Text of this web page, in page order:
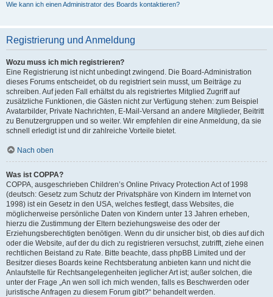
Wie kann ich einen Administrator des Boards kontaktieren?
Registrierung und Anmeldung
Wozu muss ich mich registrieren?
Eine Registrierung ist nicht unbedingt zwingend. Die Board-Administration
dieses Forums entscheidet, ob du registriert sein musst, um Beiträge zu
schreiben. Auf jeden Fall erhältst du als registriertes Mitglied Zugriff auf
zusätzliche Funktionen, die Gästen nicht zur Verfügung stehen: zum Beispiel
Avatarbilder, Private Nachrichten, E-Mail-Versand an andere Mitglieder, Beitritt
zu Benutzergruppen und so weiter. Wir empfehlen dir eine Anmeldung, da sie
schnell erledigt ist und dir zahlreiche Vorteile bietet.
Nach oben
Was ist COPPA?
COPPA, ausgeschrieben Children’s Online Privacy Protection Act of 1998
(deutsch: Gesetz zum Schutz der Privatsphäre von Kindern im Internet von
1998) ist ein Gesetz in den USA, welches festlegt, dass Websites, die
möglicherweise persönliche Daten von Kindern unter 13 Jahren erheben,
hierzu die Zustimmung der Eltern beziehungsweise des oder der
Erziehungsberechtigten benötigen. Wenn du dir unsicher bist, ob dies auf dich
oder die Website, auf der du dich zu registrieren versuchst, zutrifft, ziehe einen
rechtlichen Beistand zu Rate. Bitte beachte, dass phpBB Limited und der
Besitzer dieses Boards keine Rechtsberatung anbieten kann und nicht die
Anlaufstelle für Rechtsangelegenheiten jeglicher Art ist; außer solchen, die
unter der Frage „An wen soll ich mich wenden, falls es Beschwerden oder
juristische Anfragen zu diesem Forum gibt?“ behandelt werden.